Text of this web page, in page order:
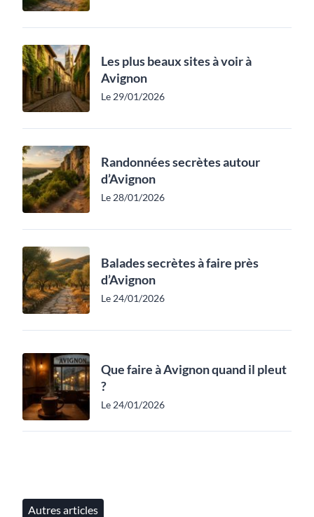
Les plus beaux sites à voir à
Avignon
Le 29/01/2026
Randonnées secrètes autour
d’Avignon
Le 28/01/2026
Balades secrètes à faire près
d’Avignon
Le 24/01/2026
Que faire à Avignon quand il pleut
?
Le 24/01/2026
Autres articles